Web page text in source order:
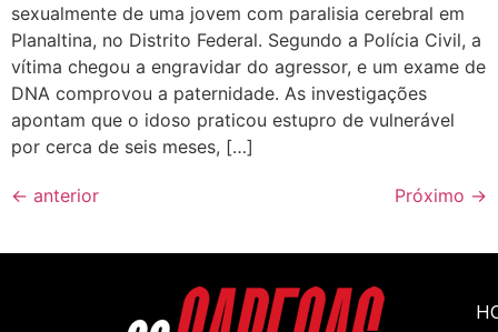
sexualmente de uma jovem com paralisia cerebral em
Planaltina, no Distrito Federal. Segundo a Polícia Civil, a
vítima chegou a engravidar do agressor, e um exame de
DNA comprovou a paternidade. As investigações
apontam que o idoso praticou estupro de vulnerável
por cerca de seis meses, […]
← anterior Próximo →